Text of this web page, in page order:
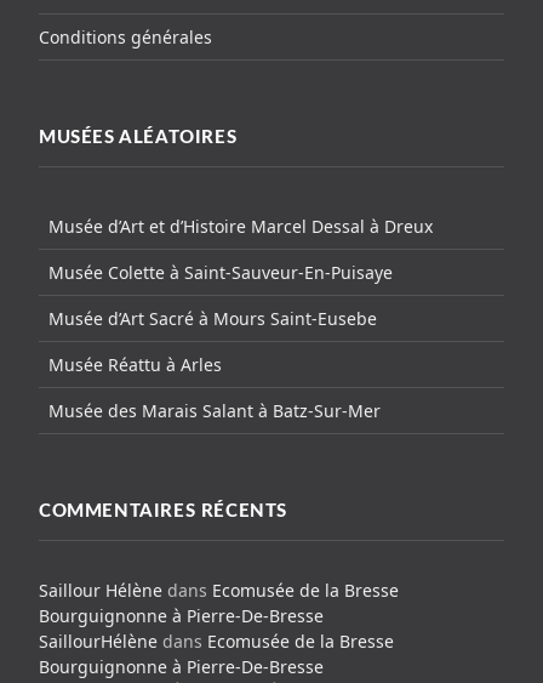
Conditions générales
MUSÉES ALÉATOIRES
Musée d’Art et d’Histoire Marcel Dessal à Dreux
Musée Colette à Saint-Sauveur-En-Puisaye
Musée d’Art Sacré à Mours Saint-Eusebe
Musée Réattu à Arles
Musée des Marais Salant à Batz-Sur-Mer
COMMENTAIRES RÉCENTS
Saillour Hélène dans Ecomusée de la Bresse
Bourguignonne à Pierre-De-Bresse
SaillourHélène dans Ecomusée de la Bresse
Bourguignonne à Pierre-De-Bresse